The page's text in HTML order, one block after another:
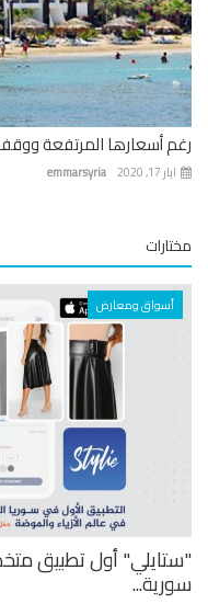
أسعارها المرتفعة ووقف
emmarsyria
أسواق ومعارض
أول تطبيق متخصص